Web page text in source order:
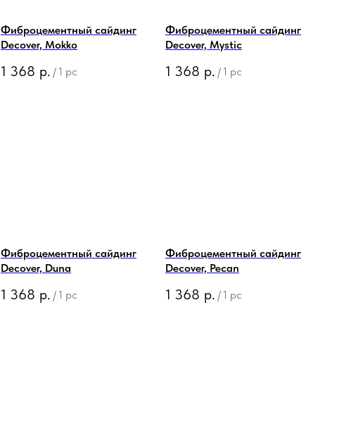
Фиброцементный сайдинг
Decover, Mokko
1 368 р. / 1 pc
Фиброцементный сайдинг
Decover, Mystic
1 368 р. / 1 pc
Фиброцементный сайдинг
Decover, Duna
1 368 р. / 1 pc
Фиброцементный сайдинг
Decover, Pecan
1 368 р. / 1 pc